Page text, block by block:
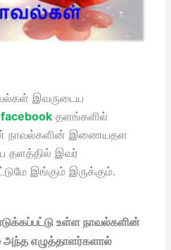
இவருடைய
facebook தளங்களில்
நாவல்களின் இணையதள
தளத்தில் இவர்
இங்கும் இருக்கும்.
உள்ள நாவல்களின்
எழுத்தாளர்களால்